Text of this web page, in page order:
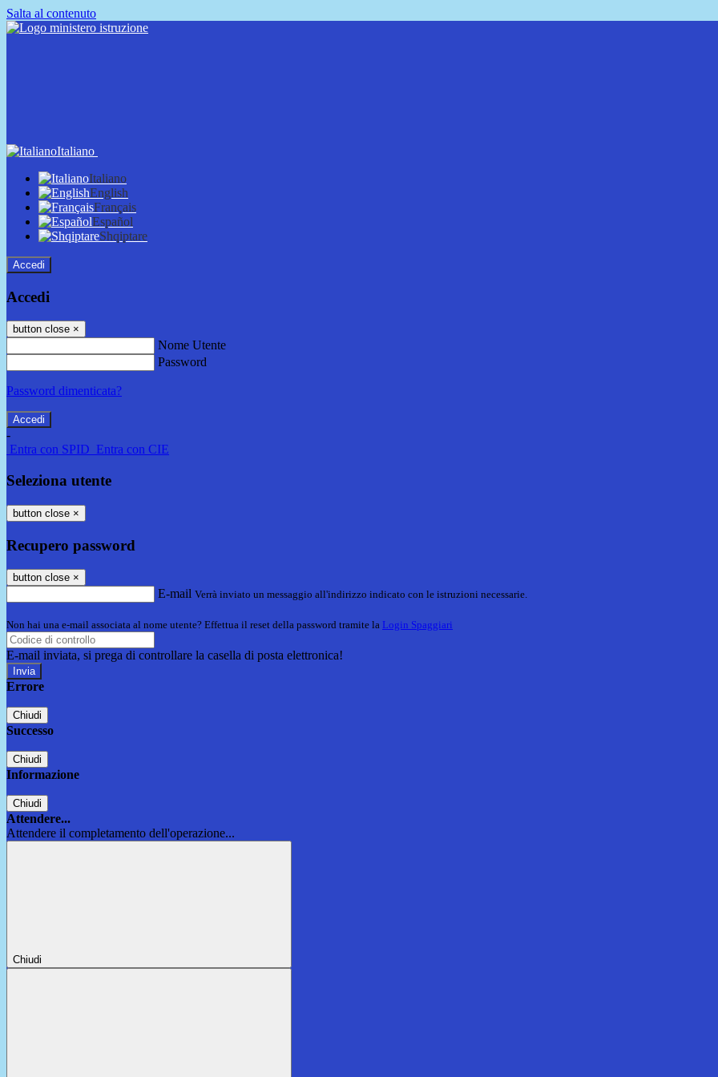
Salta al contenuto
Italiano
Italiano
English
Français
Español
Shqiptare
Accedi
Accedi
button close ×
Nome Utente
Password
Password dimenticata?
-
Entra con SPID Entra con CIE
Seleziona utente
button close ×
Recupero password
button close ×
E-mail Verrà inviato un messaggio all'indirizzo indicato con le istruzioni necessarie.
Non hai una e-mail associata al nome utente? Effettua il reset della password tramite la Login Spaggiari
E-mail inviata, si prega di controllare la casella di posta elettronica!
Errore
Chiudi
Successo
Chiudi
Informazione
Chiudi
Attendere...
Attendere il completamento dell'operazione...
Chiudi